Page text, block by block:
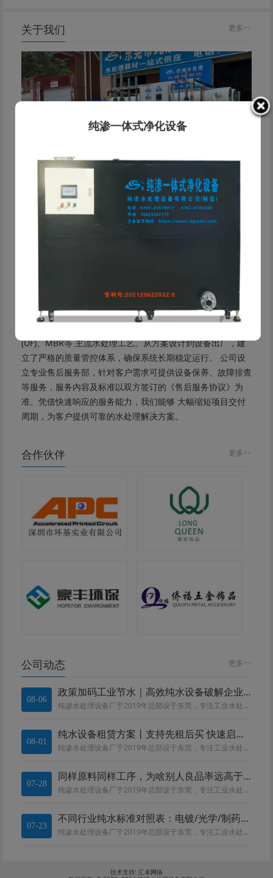
纯渗一体式净化设备
更多>>
关于我们
纯渗·水处理解决方案服务商 东莞市纯渗水处理设备有限
托东莞、惠州、中山、河源 四大服务基地，为客户提供快速
响应的本地化服务。 公司深耕电镀、线路板、化工等工业领
域，为客户提供从水质检测、方案设计、设备制造到安装运维
(UF)、MBR等 主流水处理工艺。从方案设计到设备出厂，建
立了严格的质量管控体系，确保系统长期稳定运行。 公司设
立专业售后服务部，针对客户需求可提供设备保养、故障排查
等服务，服务内容及标准以双方签订的《售后服务协议》为
准。凭借快速响应的服务能力，我们能够 大幅缩短项目交付
周期，为客户提供可靠的水处理解决方案。
更多>>
合作伙伴
更多>>
公司动态
08-06
政策加码工业节水｜高效纯水设备破解企业合规与降本双重难题
纯渗水处理设备厂于2019年总部设于东莞，专注工业水处理设备。深耕电镀、线路板、化工、食品、医药领域。团队精通 RO、EDI、MBR 等工艺，提供水质勘测、设备定制、运维一站式服务，全流程严控品质，依托莞惠中河四大基地就...
08-01
纯水设备租赁方案丨支持先租后买 快速启动生产
纯渗水处理设备厂于2019年总部设于东莞，专注工业水处理设备。深耕电镀、线路板、化工、食品、医药领域。团队精通 RO、EDI、MBR 等工艺，提供水质勘测、设备定制、运维一站式服务，全流程严控品质，依托莞惠中河四大基地就...
07-28
同样原料同样工序，为啥别人良品率远高于你?
纯渗水处理设备厂于2019年总部设于东莞，专注工业水处理设备。深耕电镀、线路板、化工、食品、医药领域。团队精通 RO、EDI、MBR 等工艺，提供水质勘测、设备定制、运维一站式服务，全流程严控品质，依托莞惠中河四大基地就...
07-23
不同行业纯水标准对照表：电镀/光学/制药/电子用水区别
纯渗水处理设备厂于2019年总部设于东莞，专注工业水处理设备。深耕电镀、线路板、化工、食品、医药领域。团队精通 RO、EDI、MBR 等工艺，提供水质勘测、设备定制、运维一站式服务，全流程严控品质，依托莞惠中河四大基地就...
技术支持: 汇卓网络